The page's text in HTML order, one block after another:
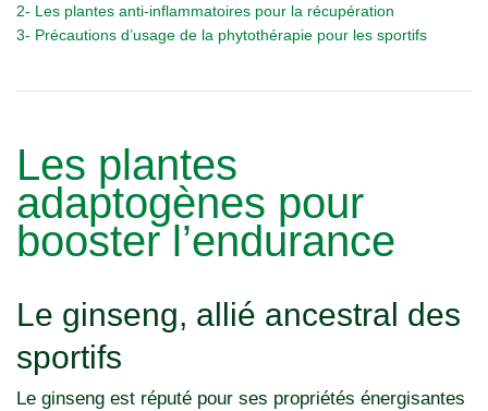
2- Les plantes anti-inflammatoires pour la récupération
3- Précautions d’usage de la phytothérapie pour les sportifs
Les plantes
adaptogènes pour
booster l’endurance
Le ginseng, allié ancestral des
sportifs
Le ginseng est réputé pour ses propriétés énergisantes